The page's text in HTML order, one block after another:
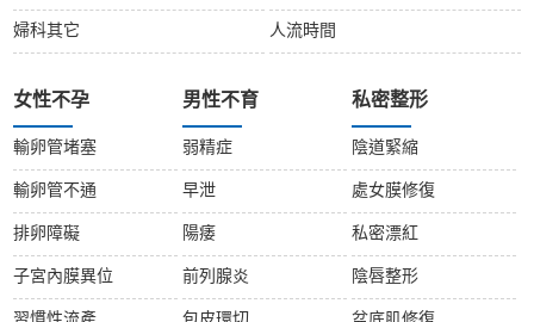
婦科其它 人流時間
女性不孕
輸卵管堵塞
輸卵管不通
排卵障礙
子宮內膜異位
男性不育
弱精症
早泄
陽痿
前列腺炎
私密整形
陰道緊縮
處女膜修復
私密漂紅
陰唇整形